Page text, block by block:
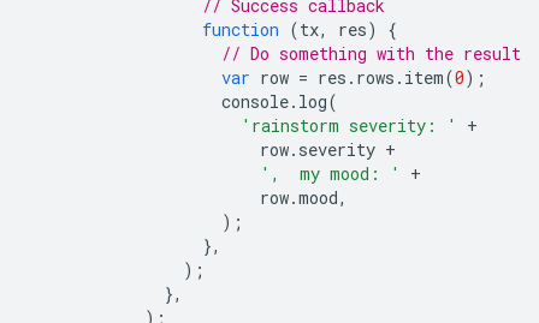
// Success callback
function (tx, res)
{
// Do something with the result
var row = res . rows . item(0);
console. log(
'rainstorm severity: '
+
row. severity +
',  my mood: '
+
row.mood,
);
},
);
},
);